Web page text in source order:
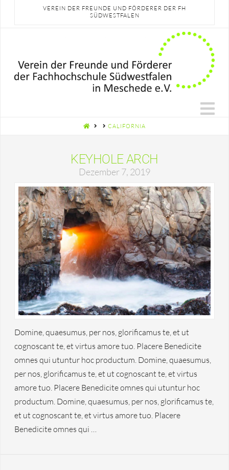
VEREIN DER FREUNDE UND FÖRDERER DER FH
SÜDWESTFALEN
HOMECALIFORNIA
KEYHOLE ARCH
Dezember 7, 2019
Domine, quaesumus, per nos, glorificamus te, et ut
cognoscant te, et virtus amore tuo. Placere Benedicite
omnes qui utuntur hoc productum. Domine, quaesumus,
per nos, glorificamus te, et ut cognoscant te, et virtus
amore tuo. Placere Benedicite omnes qui utuntur hoc
productum. Domine, quaesumus, per nos, glorificamus te,
et ut cognoscant te, et virtus amore tuo. Placere
Benedicite omnes qui …